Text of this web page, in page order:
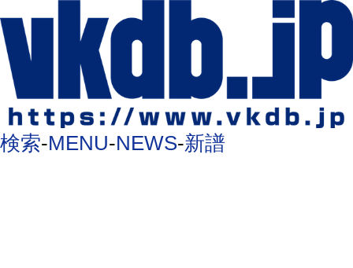
検索-MENU-NEWS-新譜